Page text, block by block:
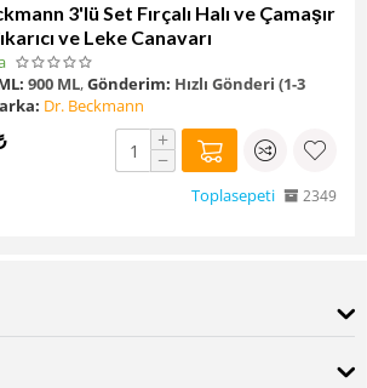
3'lü Set Fırçalı Halı ve Çamaşır
ve Leke Canavarı
900 ML,Gönderim: Hızlı Gönderi (1-3
Dr. Beckmann
+
−
Toplasepeti 2349